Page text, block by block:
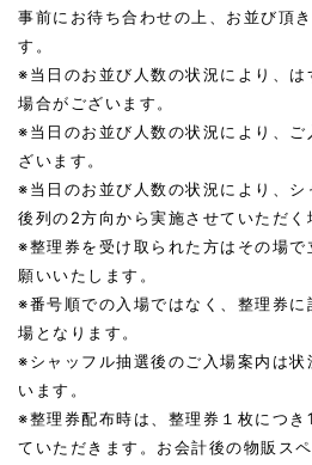
事前にお待ち合わせの上、お並び頂
す。
※当日のお並び人数の状況により、は
場合がございます。
※当日のお並び人数の状況により、
ざいます。
※当日のお並び人数の状況により、
後列の2方向から実施させていただく
※整理券を受け取られた方はその場で
願いいたします。
※番号順での入場ではなく、整理券に
場となります。
※シャッフル抽選後のご入場案内は
います。
※整理券配布時は、整理券１枚につ
ていただきます。お会計後の物販ス